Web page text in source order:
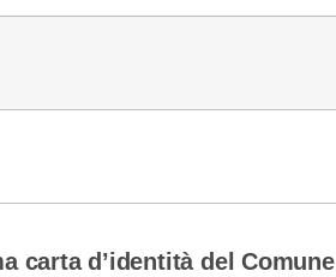
carta d’identità del Comune